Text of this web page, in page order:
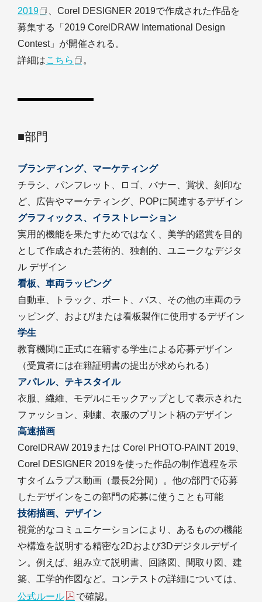
2019
、Corel DESIGNER 2019で作成された作品を
募集する「2019 CorelDRAW International Design
Contest」が開催される。
詳細はこちら 。
■部門
ブランディング、マーケティング
チラシ、パンフレット、ロゴ、バナー、賞状、刻印な
ど、広告やマーケティング、POPに関連するデザイン
グラフィックス、イラストレーション
実用的機能を果たすためではなく、美学的鑑賞を目的
として作成された芸術的、独創的、ユニークなデジタ
ル デザイン
看板、車両ラッピング
自動車、トラック、ボート、バス、その他の車両のラ
ッピング、および/または看板製作に使用するデザイン
学生
教育機関に正式に在籍する学生による応募デザイン
（受賞者には在籍証明書の提出が求められる）
アパレル、テキスタイル
衣服、繊維、モデルにモックアップとして表示された
ファッション、刺繍、衣服のプリント柄のデザイン
高速描画
CorelDRAW 2019または Corel PHOTO-PAINT 2019、
Corel DESIGNER 2019を使った作品の制作過程を示
すタイムラプス動画（最長2分間）。他の部門で応募
したデザインをこの部門の応募に使うことも可能
技術描画、デザイン
視覚的なコミュニケーションにより、あるものの機能
や構造を説明する精密な2Dおよび3Dデジタルデザイ
ン。例えば、組み立て説明書、回路図、間取り図、建
築、工学的作図など。コンテストの詳細については、
公式ルール
で確認。